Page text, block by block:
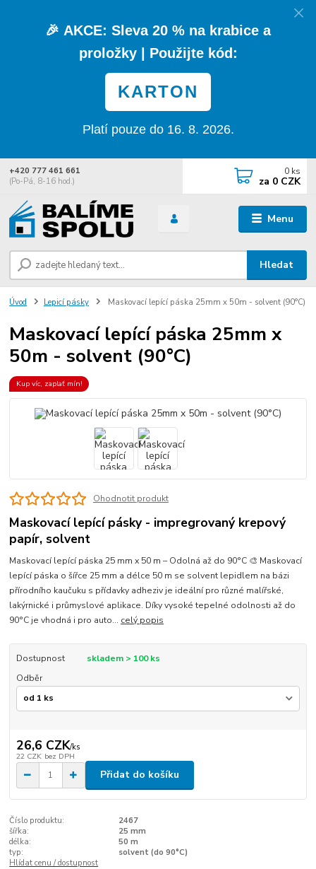
🎉 AKCE: Sleva 20 % na krabice a
proložky| Použijte kód:
KARTON
Platí pouze do 16. 8. 2026.
Menu
Hledat
+420 777 461 661
(Po-Pá, 8-16 hod.)
0 ks
za 0 CZK
Úvod Lepicí pásky Maskovací lepící páska 25mm x 50m - solvent (90°C)
Maskovací lepící páska 25mm x
50m - solvent (90°C)
Kup víc, zaplať mín!
Ohodnotit produkt
Maskovací lepící pásky - impregrovaný krepový
papír, solvent
Maskovací lepící páska 25 mm x 50 m – Odolná až do 90°C 🎨 Maskovací
lepící páska o šířce 25 mm a délce 50 m se solvent lepidlem na bázi
přírodního kaučuku s přídavky adheziv je ideální pro různé malířské,
lakýrnické i průmyslové aplikace. Díky vysoké tepelné odolnosti až do
90°C je vhodná i pro auto... celý popis
Dostupnost
skladem > 100 ks
Odběr
26,6 CZK/ks
22 CZK bez DPH
Přidat do košíku
Číslo produktu:
2467
šířka:
25 mm
délka:
50 m
typ:
solvent (do 90°C)
Hlídat cenu / dostupnost